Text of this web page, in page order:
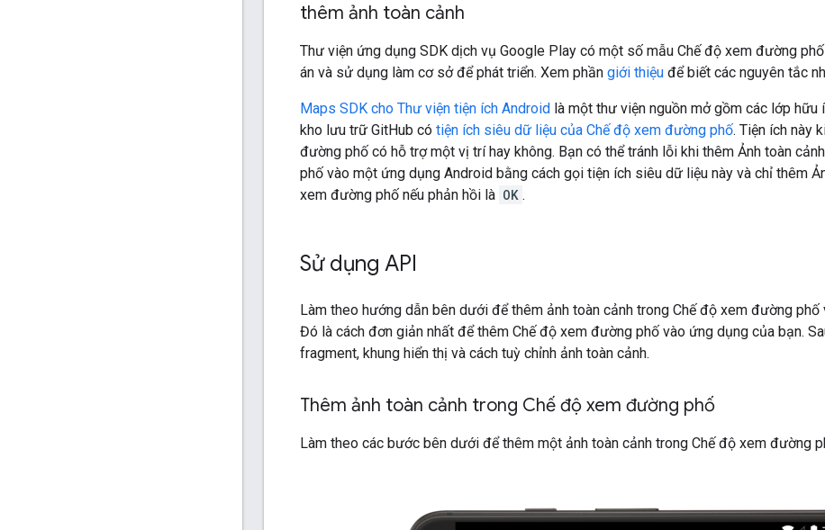
thêm ảnh toàn cảnh
Thư viện ứng dụng SDK dịch vụ Google Play có một số mẫu Chế độ xem đường
án và sử dụng làm cơ sở để phát triển. Xem phần giới thiệu để biết các nguyên tắc
Maps SDK cho Thư viện tiện ích Android là một thư viện nguồn mở gồm các lớp hữu
kho lưu trữ GitHub có tiện ích siêu dữ liệu của Chế độ xem đường phố. Tiện ích này
đường phố có hỗ trợ một vị trí hay không. Bạn có thể tránh lỗi khi thêm Ảnh toàn
phố vào một ứng dụng Android bằng cách gọi tiện ích siêu dữ liệu này và chỉ thêm
xem đường phố nếu phản hồi là OK .
Sử dụng API
Làm theo hướng dẫn bên dưới để thêm ảnh toàn cảnh trong Chế độ xem đường
Đó là cách đơn giản nhất để thêm Chế độ xem đường phố vào ứng dụng của bạn.
fragment, khung hiển thị và cách tuỳ chỉnh ảnh toàn cảnh.
Thêm ảnh toàn cảnh trong Chế độ xem đường phố
Làm theo các bước bên dưới để thêm một ảnh toàn cảnh trong Chế độ xem đường